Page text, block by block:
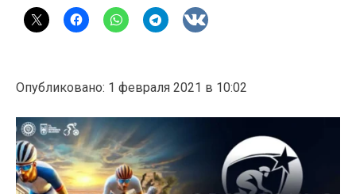
Опубликовано: 1 февраля 2021 в 10:02